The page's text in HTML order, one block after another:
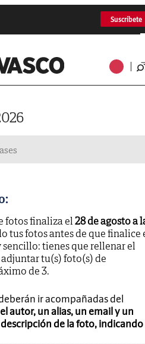
Suscríbete
fotos finaliza el28 de agosto a
tus fotos antes de que finalice
tienes que rellenar el
tu(s) foto(s) de
de 3.
ir acompañadas del
autor, un alias, un email y un
de la foto, indicando